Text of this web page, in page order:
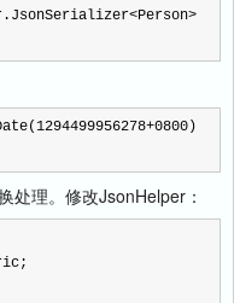
<Person>
理。修改JsonHelper：